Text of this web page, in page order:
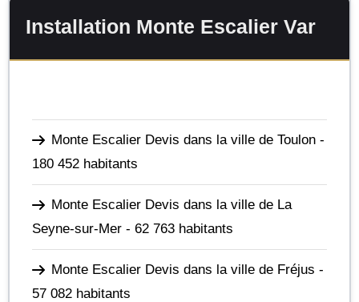
Installation Monte Escalier Var
Monte Escalier Devis dans la ville de Toulon -
180 452 habitants
Monte Escalier Devis dans la ville de La
Seyne-sur-Mer - 62 763 habitants
Monte Escalier Devis dans la ville de Fréjus -
57 082 habitants